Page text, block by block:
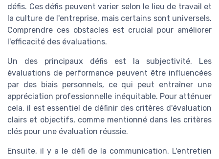
défis. Ces défis peuvent varier selon le lieu de travail et
la culture de l'entreprise, mais certains sont universels.
Comprendre ces obstacles est crucial pour améliorer
l'efficacité des évaluations.
Un des principaux défis est la subjectivité. Les
évaluations de performance peuvent être influencées
par des biais personnels, ce qui peut entraîner une
appréciation professionnelle inéquitable. Pour atténuer
cela, il est essentiel de définir des critères d'évaluation
clairs et objectifs, comme mentionné dans les critères
clés pour une évaluation réussie.
Ensuite, il y a le défi de la communication. L'entretien